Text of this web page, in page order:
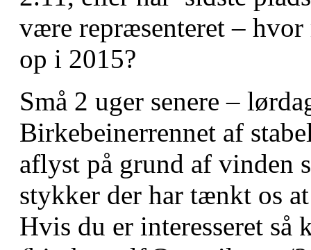
være repræsenteret –
op i 2015?
Små 2 uger senere –
Birkebeinerrennet af
aflyst på grund af vinden
stykker der har tænkt os
Hvis du er interesseret